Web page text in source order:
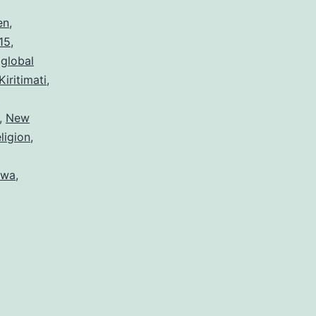
,
,
global
Kiritimati,
, New
,
,